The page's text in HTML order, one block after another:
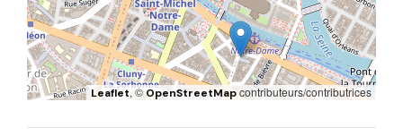
Leaflet, ©OpenStreetMapcontributeurs/contributrices